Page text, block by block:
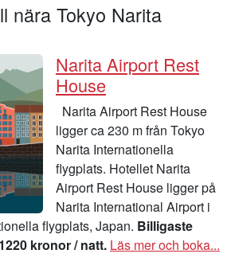
nära Tokyo Narita
Narita Airport Rest
House
Narita Airport Rest House
ligger ca 230 m från Tokyo
Narita Internationella
flygplats. Hotellet Narita
Airport Rest House ligger på
Narita International Airport i
flygplats, Japan. Billigaste
kronor / natt. Läs mer och boka...